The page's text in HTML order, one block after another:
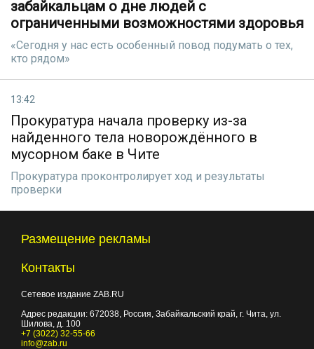
забайкальцам о дне людей с
ограниченными возможностями здоровья
«Сегодня у нас есть особенный повод подумать о тех,
кто рядом»
13:42
Прокуратура начала проверку из-за
найденного тела новорождённого в
мусорном баке в Чите
Прокуратура проконтролирует ход и результаты
проверки
Размещение рекламы
Контакты
Сетевое издание ZAB.RU
Адрес редакции: 672038, Россия, Забайкальский край, г. Чита, ул.
Шилова, д. 100
+7 (3022) 32-55-66
info@zab.ru